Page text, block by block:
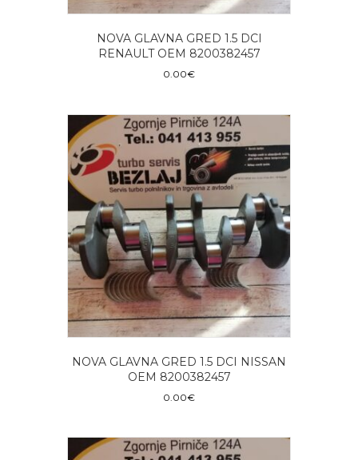
NOVA GLAVNA GRED 1.5 DCI
RENAULT OEM 8200382457
0.00€
NOVA GLAVNA GRED 1.5 DCI NISSAN
OEM 8200382457
0.00€